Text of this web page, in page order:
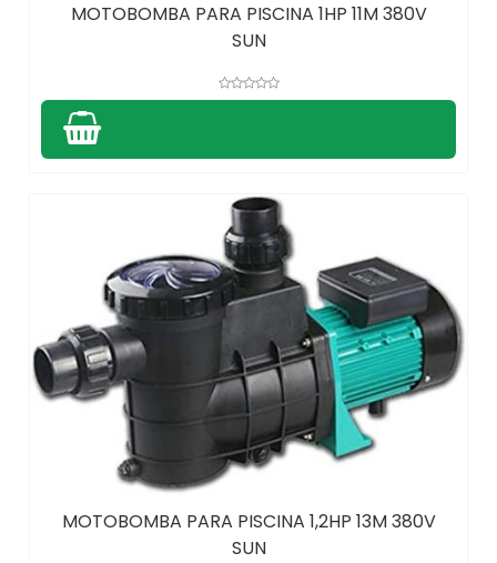
MOTOBOMBA PARA PISCINA 1HP 11M 380V
SUN
MOTOBOMBA PARA PISCINA 1,2HP 13M 380V
SUN